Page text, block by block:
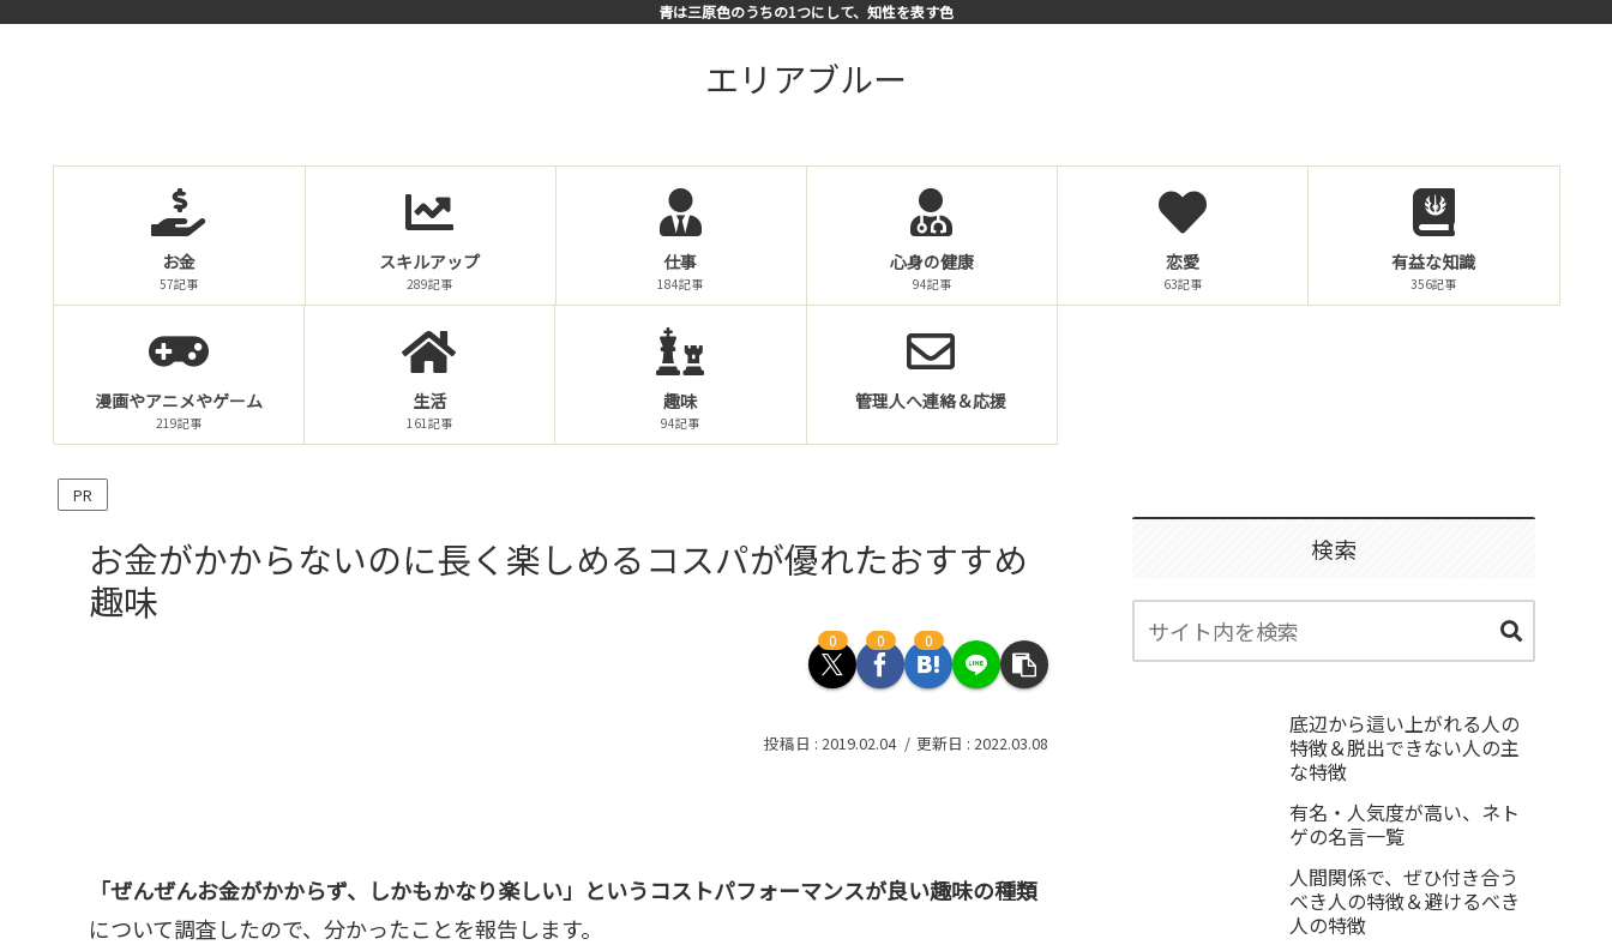
青は三原色のうちの1つにして、知性を表す色
エリアブルー
お金
57記事
スキルアップ
289記事
仕事
184記事
心身の健康
94記事
恋愛
63記事
有益な知識
356記事
漫画やアニメやゲーム
219記事
生活
161記事
趣味
94記事
管理人へ連絡＆応援
PR
お金がかからないのに長く楽しめるコスパが優れたおすすめ
趣味
0 0 0
2019.02.04 2022.03.08
「ぜんぜんお金がかからず、しかもかなり楽しい」というコストパフォーマンスが良い趣味の種類
について調査したので、分かったことを報告します。
検索
底辺から這い上がれる人の
特徴＆脱出できない人の主
な特徴
有名・人気度が高い、ネト
ゲの名言一覧
人間関係で、ぜひ付き合う
べき人の特徴＆避けるべき
人の特徴